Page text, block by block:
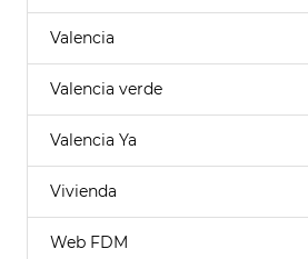
Valencia
Valencia verde
Valencia Ya
Vivienda
Web FDM